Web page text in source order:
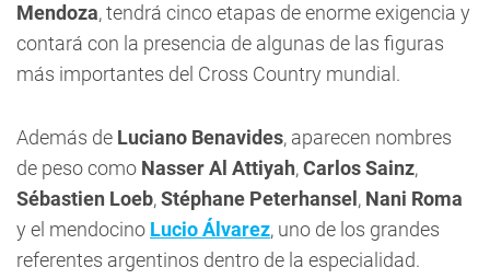
Mendoza, tendrá cinco etapas de enorme exigencia y
contará con la presencia de algunas de las figuras
más importantes del Cross Country mundial.
Además de Luciano Benavides, aparecen nombres
de peso como Nasser Al Attiyah,Carlos Sainz,
Sébastien Loeb,Stéphane Peterhansel , Nani Roma
y el mendocino Lucio Álvarez, uno de los grandes
referentes argentinos dentro de la especialidad.